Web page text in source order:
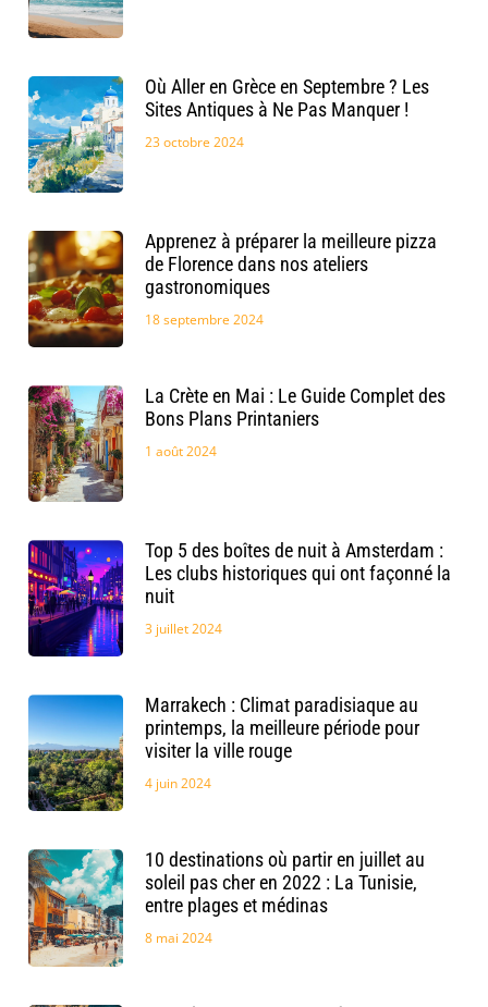
Où Aller en Grèce en Septembre ? Les
Sites Antiques à Ne Pas Manquer !
23 octobre 2024
Apprenez à préparer la meilleure pizza
de Florence dans nos ateliers
gastronomiques
18 septembre 2024
La Crète en Mai : Le Guide Complet des
Bons Plans Printaniers
1 août 2024
Top 5 des boîtes de nuit à Amsterdam :
Les clubs historiques qui ont façonné la
nuit
3 juillet 2024
Marrakech : Climat paradisiaque au
printemps, la meilleure période pour
visiter la ville rouge
4 juin 2024
10 destinations où partir en juillet au
soleil pas cher en 2022 : La Tunisie,
entre plages et médinas
8 mai 2024